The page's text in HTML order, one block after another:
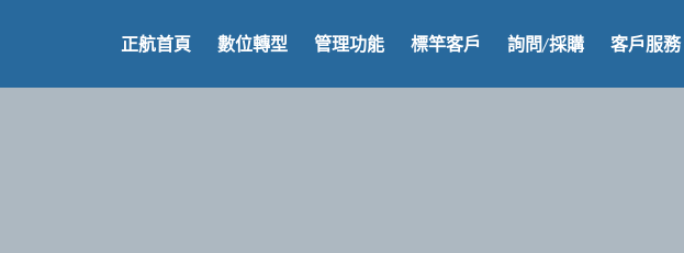
正航首頁 數位轉型 管理功能 標竿客戶 詢問/採購 客戶服務